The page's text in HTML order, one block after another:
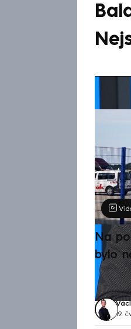
Na
bylo
19.